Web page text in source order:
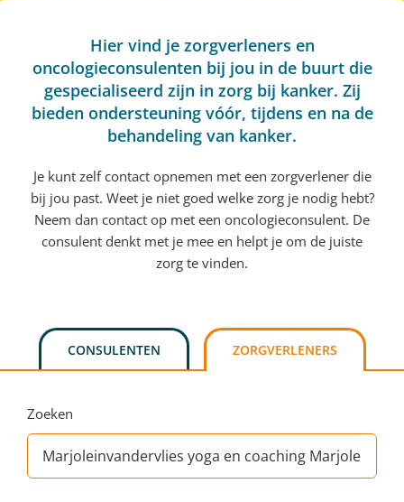
Hier vind je zorgverleners en
oncologieconsulenten bij jou in de buurt die
gespecialiseerd zijn in zorg bij kanker. Zij
bieden ondersteuning vóór, tijdens en na de
behandeling van kanker.
Je kunt zelf contact opnemen met een zorgverlener die
bij jou past. Weet je niet goed welke zorg je nodig hebt?
Neem dan contact op met een oncologieconsulent. De
consulent denkt met je mee en helpt je om de juiste
zorg te vinden.
CONSULENTEN ZORGVERLENERS
Zoeken